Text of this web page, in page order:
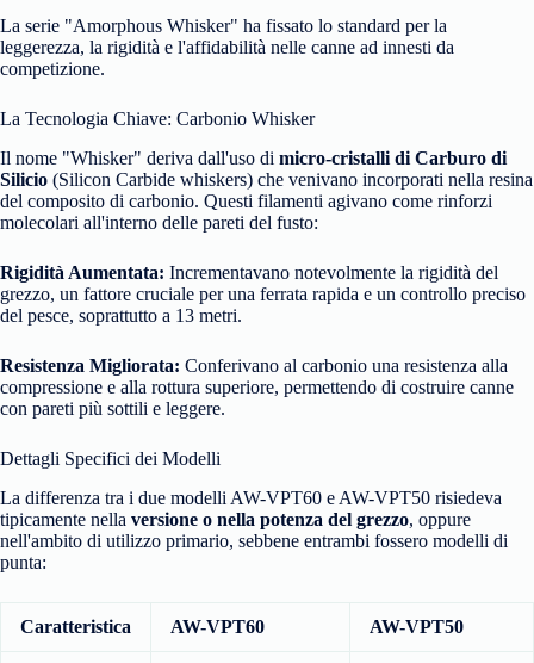
La serie "Amorphous Whisker" ha fissato lo standard per la
leggerezza, la rigidità e l'affidabilità nelle canne ad innesti da
competizione.
La Tecnologia Chiave: Carbonio Whisker
Il nome "Whisker" deriva dall'uso di micro-cristalli di Carburo di
Silicio (Silicon Carbide whiskers) che venivano incorporati nella resina
del composito di carbonio. Questi filamenti agivano come rinforzi
molecolari all'interno delle pareti del fusto:
Rigidità Aumentata: Incrementavano notevolmente la rigidità del
grezzo, un fattore cruciale per una ferrata rapida e un controllo preciso
del pesce, soprattutto a 13 metri.
Resistenza Migliorata: Conferivano al carbonio una resistenza alla
compressione e alla rottura superiore, permettendo di costruire canne
con pareti più sottili e leggere.
Dettagli Specifici dei Modelli
La differenza tra i due modelli AW-VPT60 e AW-VPT50 risiedeva
tipicamente nella versione o nella potenza del grezzo, oppure
nell'ambito di utilizzo primario, sebbene entrambi fossero modelli di
punta:
Caratteristica AW-VPT60 AW-VPT50